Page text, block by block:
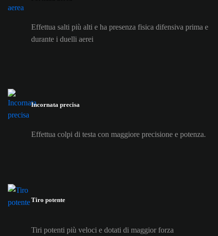
Effettua salti più alti e ha presenza fisica difensiva prima e
durante i duelli aerei
Incornata precisa
Effettua colpi di testa con maggiore precisione e potenza.
Tiro potente
Tiri potenti più veloci e dotati di maggior forza